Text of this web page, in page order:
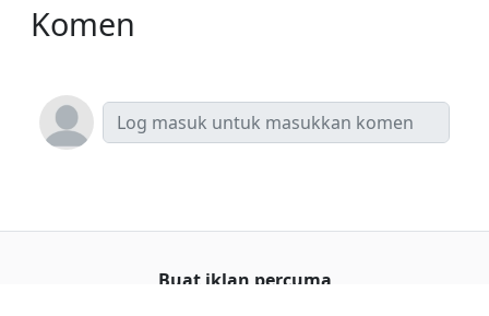
Komen
Buat iklan percuma